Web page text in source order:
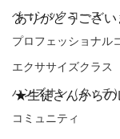
ベーシックコース
プロフェッショナル
エクササイズクラス
ハンズオン（タッチ）
コミュニティ
ありがとうござい
★生徒さんから